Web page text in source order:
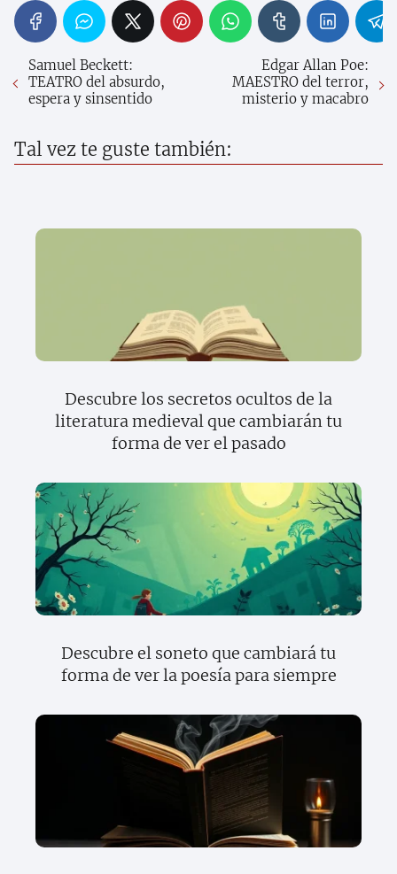
Samuel Beckett:
TEATRO del absurdo,
espera y sinsentido
Edgar Allan Poe:
MAESTRO del terror,
misterio y macabro
Tal vez te guste también:
Descubre los secretos ocultos de la
literatura medieval que cambiarán tu
forma de ver el pasado
Descubre el soneto que cambiará tu
forma de ver la poesía para siempre